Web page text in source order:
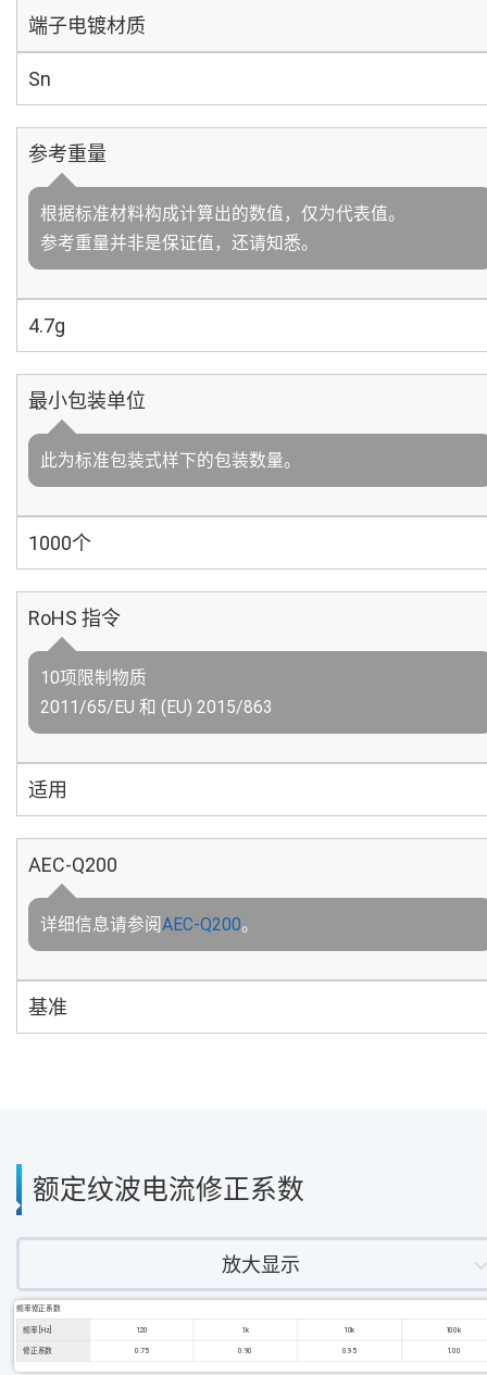
端子电镀材质
Sn
参考重量
根据标准材料构成计算出的数值，仅为代表值。
参考重量并非是保证值，还请知悉。
4.7g
最小包装单位
此为标准包装式样下的包装数量。
1000个
RoHS 指令
10项限制物质
2011/65/EU 和 (EU) 2015/863
适用
AEC-Q200
详细信息请参阅AEC-Q200。
基准
额定纹波电流修正系数
放大显示
频率修正系数
频率 [Hz] 120 1k 10k 100k
修正系数 0.75 0.90 0.95 1.00